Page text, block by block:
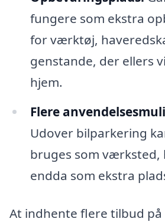
fungere som ekstra
for værktøj,
genstande, der ellers
hjem.
Flere
Udover bilparkering
bruges som værksted,
endda som ekstra
At indhente flere tilbud på